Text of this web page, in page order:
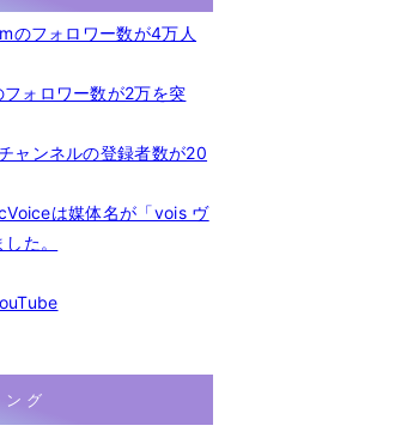
フォロワー数が4万人
ォロワー数が2万を突
ャンネルの登録者数が20
は媒体名が「vois ヴ
た。
グ